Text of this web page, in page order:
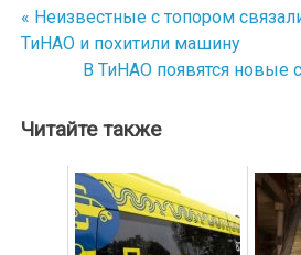
Навигация
« Неизвестные с топором
ТиНАО и похитили машину
В ТиНАО появятся новые
Читайте также